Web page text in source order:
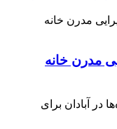
مدرن خانه